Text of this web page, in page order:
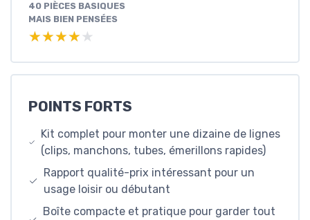
40 PIÈCES BASIQUES
MAIS BIEN PENSÉES
★★★★★
★★★★★
POINTS FORTS
Kit complet pour monter une dizaine de lignes
(clips, manchons, tubes, émerillons rapides)
Rapport qualité-prix intéressant pour un
usage loisir ou débutant
Boîte compacte et pratique pour garder tout